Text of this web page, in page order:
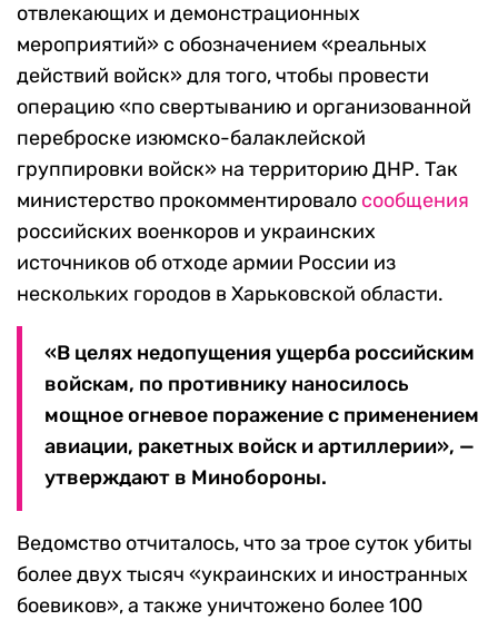
отвлекающих и демонстрационных
мероприятий» с обозначением «реальных
действий войск» для того, чтобы провести
операцию «по свертыванию и организованной
переброске изюмско-балаклейской
группировки войск» на территорию ДНР. Так
министерство прокомментировало сообщения
российских военкоров и украинских
источников об отходе армии России из
нескольких городов в Харьковской области.
«В целях недопущения ущерба российским
войскам, по противнику наносилось
мощное огневое поражение с применением
авиации, ракетных войск и артиллерии», —
утверждают в Минобороны.
Ведомство отчиталось, что за трое суток убиты
более двух тысяч «украинских и иностранных
боевиков», а также уничтожено более 100